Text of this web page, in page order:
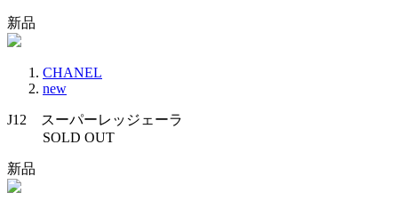
新品
CHANEL
new
J12 スーパーレッジェーラ
SOLD OUT
新品